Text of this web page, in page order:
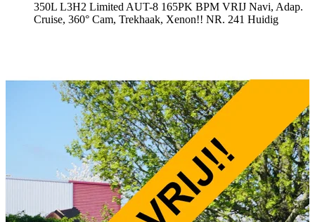
350L L3H2 Limited AUT-8 165PK BPM VRIJ Navi, Adap.
Cruise, 360° Cam, Trekhaak, Xenon!! NR. 241 Huidig